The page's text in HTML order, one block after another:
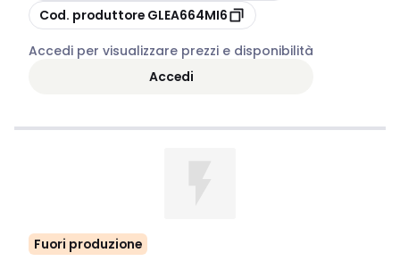
copia
Cod. produttore GLEA664MI6
Accedi per visualizzare prezzi e disponibilità
Accedi
Fuori produzione